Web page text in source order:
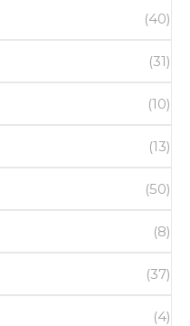
(40)
(31)
(10)
(13)
(50)
(8)
(37)
(4)